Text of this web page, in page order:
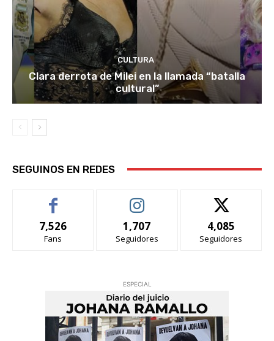
CULTURA
Clara derrota de Milei en la llamada “batalla
cultural”
SEGUINOS EN REDES
7,526
Fans
1,707
Seguidores
4,085
Seguidores
ESPECIAL